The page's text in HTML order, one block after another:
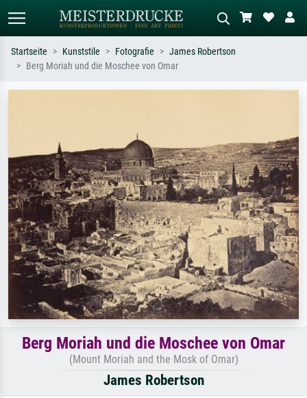
Hokusai, Akt.
Baum.
Startseite Kunststile Fotografie
James Robertson
Berg Moriah und die Moschee von Omar
Berg Moriah und die Moschee von Omar
(Mount Moriah and the Mosk of Omar)
James Robertson